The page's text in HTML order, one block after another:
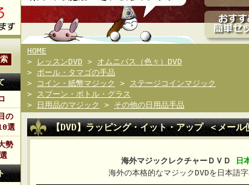
の
選
勢
HOME
>
レッスンDVD > オムニバス（色々）DVD
> ボール・タマゴの手品
>
コイン・紙幣マジック > ステージコインマジック
> スプーン・ボトル・グラス
>
日用品のマジック > その他の日用品手品
【DVD】ラッピング・イット・アップ ＜メール
海外マジックレクチャーＤＶＤ
日
海外の本格的なマジックDVDを日本語